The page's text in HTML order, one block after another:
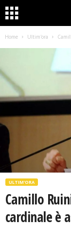
Home Ultim'ora
ULTIM'ORA
Camillo
cardinale è